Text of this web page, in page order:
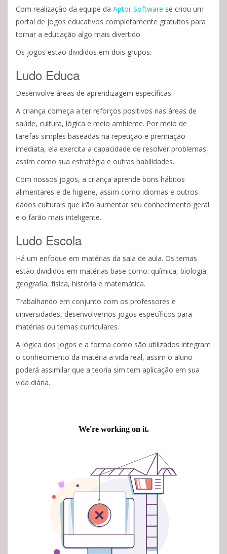
Com realização da equipe da Aptor Software se criou um
portal de jogos educativos completamente gratuitos para
tornar a educação algo mais divertido.
Os jogos estão divididos em dois grupos:
Ludo Educa
Desenvolve áreas de aprendizagem específicas.
A criança começa a ter reforços positivos nas áreas de
saúde, cultura, lógica e meio ambiente. Por meio de
tarefas simples baseadas na repetição e premiação
imediata, ela exercita a capacidade de resolver problemas,
assim como sua estratégia e outras habilidades.
Com nossos jogos, a criança aprende bons hábitos
alimentares e de higiene, assim como idiomas e outros
dados culturais que irão aumentar seu conhecimento geral
e o farão mais inteligente.
Ludo Escola
Há um enfoque em matérias da sala de aula. Os temas
estão divididos em matérias base como: química, biologia,
geografia, física, história e matemática.
Trabalhando em conjunto com os professores e
universidades, desenvolvemos jogos específicos para
matérias ou temas curriculares.
A lógica dos jogos e a forma como são utilizados integram
o conhecimento da matéria a vida real, assim o aluno
poderá assimilar que a teoria sim tem aplicação em sua
vida diária.